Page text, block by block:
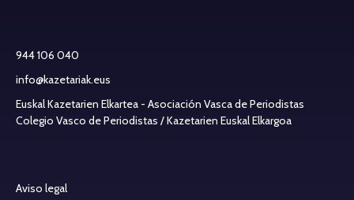
944 106 040
info@kazetariak.eus
Euskal Kazetarien Elkartea - Asociación Vasca de Periodistas
Colegio Vasco de Periodistas / Kazetarien Euskal Elkargoa
Aviso legal